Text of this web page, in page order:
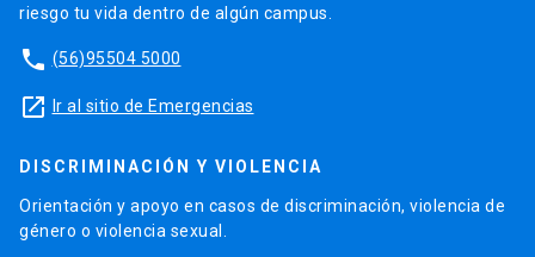
riesgo tu vida dentro de algún campus.
phone (56)95504 5000
launch Ir al sitio de Emergencias
DISCRIMINACIÓN Y VIOLENCIA
Orientación y apoyo en casos de discriminación, violencia de
género o violencia sexual.